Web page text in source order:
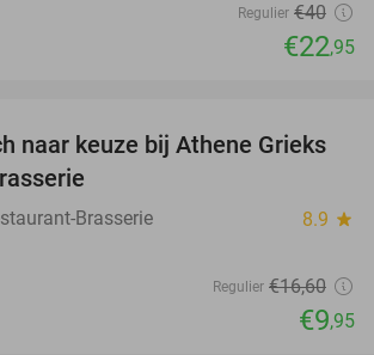
Regulier €40
€22,95
40%
naar keuze bij Athene Grieks
Brasserie 8.9 star
Regulier €16,60
€9,95